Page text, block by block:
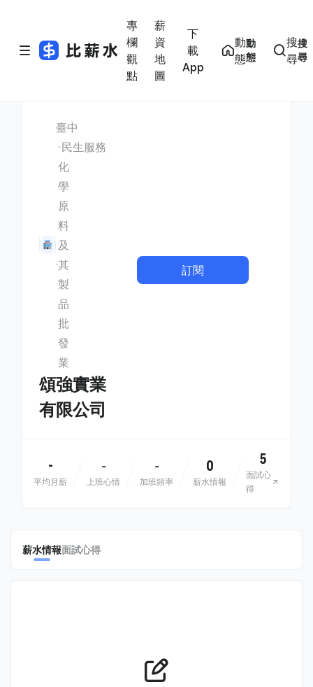
專
欄
觀
點
薪
資
地
圖
下
載
App
動
態
動
態
搜
尋
搜
尋
臺中
民生服務
化
學
原
料
及
其
製
品
批
發
業
頌強實業
有限公司
訂閱
-
平均月薪
-
上班心情
-
加班頻率
0
薪水情報
5
面試心
得
薪水情報面試心得